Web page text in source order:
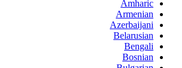
Amharic
Armenian
Azerbaijani
Belarusian
Bengali
Bosnian